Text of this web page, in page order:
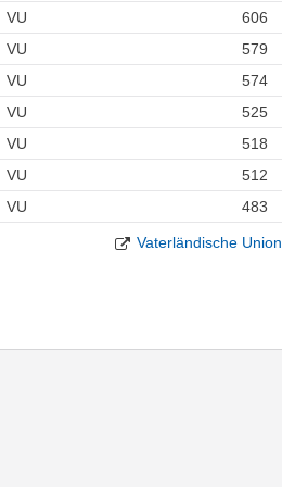
VU
606
VU
579
VU
574
VU
525
VU
518
VU
512
VU 483
Vaterländische Union